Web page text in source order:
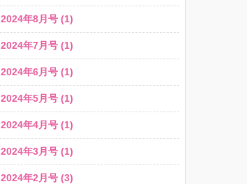
2024年8月号 (1)
2024年7月号 (1)
2024年6月号 (1)
2024年5月号 (1)
2024年4月号 (1)
2024年3月号 (1)
2024年2月号 (3)